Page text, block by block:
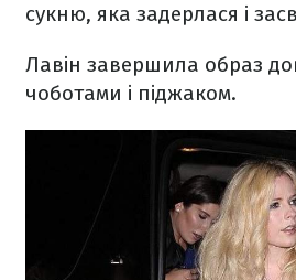
сукню, яка задерлася і
Лавін завершила образ
чоботами і піджаком.